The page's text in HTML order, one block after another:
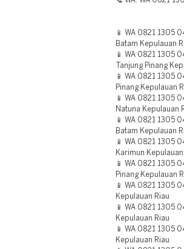
📱 WA 0821 1305
Batam Kepulauan
📱 WA 0821 1305
Tanjung Pinang
📱 WA 0821 1305
Pinang Kepulauan
📱 WA 0821 1305
Natuna Kepulauan
📱 WA 0821 1305
Batam Kepulauan
📱 WA 0821 1305
Karimun Kepulauan
📱 WA 0821 1305
Pinang Kepulauan
📱 WA 0821 1305
Kepulauan Riau
📱 WA 0821 1305
Kepulauan Riau
📱 WA 0821 1305
Kepulauan Riau